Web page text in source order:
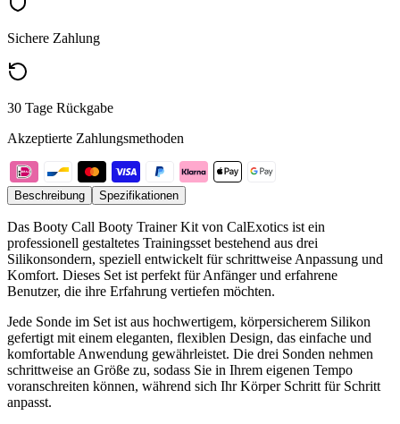
Sichere Zahlung
30 Tage Rückgabe
Akzeptierte Zahlungsmethoden
Beschreibung Spezifikationen
Das Booty Call Booty Trainer Kit von CalExotics ist ein
professionell gestaltetes Trainingsset bestehend aus drei
Silikonsondern, speziell entwickelt für schrittweise Anpassung und
Komfort. Dieses Set ist perfekt für Anfänger und erfahrene
Benutzer, die ihre Erfahrung vertiefen möchten.
Jede Sonde im Set ist aus hochwertigem, körpersicherem Silikon
gefertigt mit einem eleganten, flexiblen Design, das einfache und
komfortable Anwendung gewährleistet. Die drei Sonden nehmen
schrittweise an Größe zu, sodass Sie in Ihrem eigenen Tempo
voranschreiten können, während sich Ihr Körper Schritt für Schritt
anpasst.